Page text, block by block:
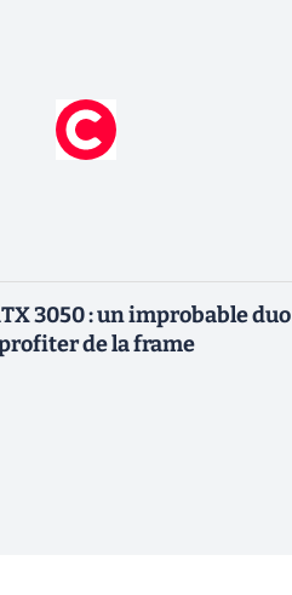
3050 : un improbable duo
de la frame